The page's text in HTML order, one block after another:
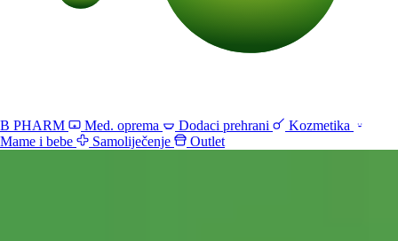
B PHARM Med. oprema Dodaci prehrani
Kozmetika
Mame i bebe
Samoliječenje Outlet